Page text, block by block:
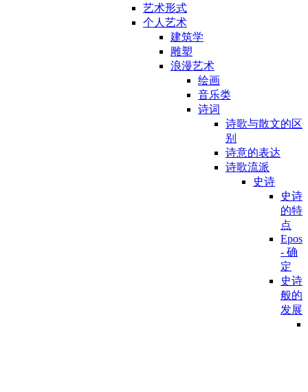
艺术形式
个人艺术
建筑学
雕塑
浪漫艺术
绘画
音乐类
诗词
诗歌与散文的区
别
诗意的表达
诗歌流派
史诗
史诗
的特
点
Epos
- 确
定
史诗
般的
发展